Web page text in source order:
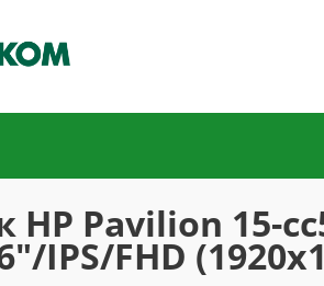
HP Pavilion 15-
IPS/FHD